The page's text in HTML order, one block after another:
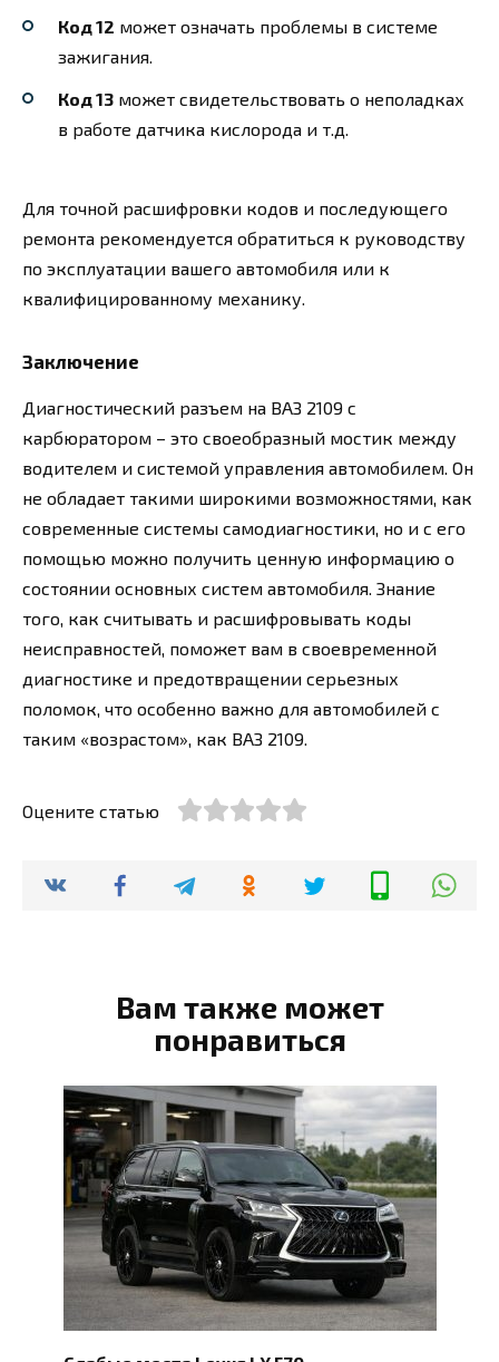
Код 12 может означать проблемы в системе
зажигания.
Код 13 может свидетельствовать о неполадках
в работе датчика кислорода и т.д.
Для точной расшифровки кодов и последующего
ремонта рекомендуется обратиться к руководству
по эксплуатации вашего автомобиля или к
квалифицированному механику.
Заключение
Диагностический разъем на ВАЗ 2109 с
карбюратором – это своеобразный мостик между
водителем и системой управления автомобилем. Он
не обладает такими широкими возможностями, как
современные системы самодиагностики, но и с его
помощью можно получить ценную информацию о
состоянии основных систем автомобиля. Знание
того, как считывать и расшифровывать коды
неисправностей, поможет вам в своевременной
диагностике и предотвращении серьезных
поломок, что особенно важно для автомобилей с
таким «возрастом», как ВАЗ 2109.
Оцените статью
Вам также может
понравиться